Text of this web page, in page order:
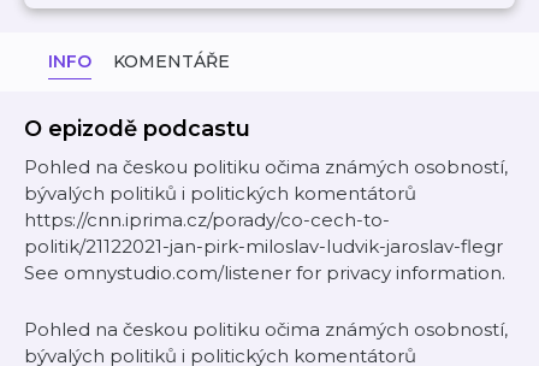
INFO KOMENTÁŘE
O epizodě podcastu
Pohled na českou politiku očima známých osobností,
bývalých politiků i politických komentátorů
https://cnn.iprima.cz/porady/co-cech-to-
politik/21122021-jan-pirk-miloslav-ludvik-jaroslav-flegr
See omnystudio.com/listener for privacy information.
Pohled na českou politiku očima známých osobností,
bývalých politiků i politických komentátorů